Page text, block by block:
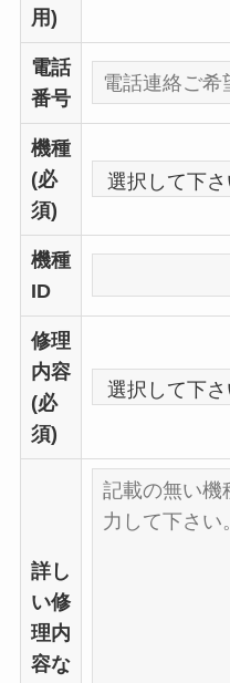
用)
電話
番号
機種
(必
須)
機種
ID
修理
内容
(必
須)
詳し
い修
理内
容な